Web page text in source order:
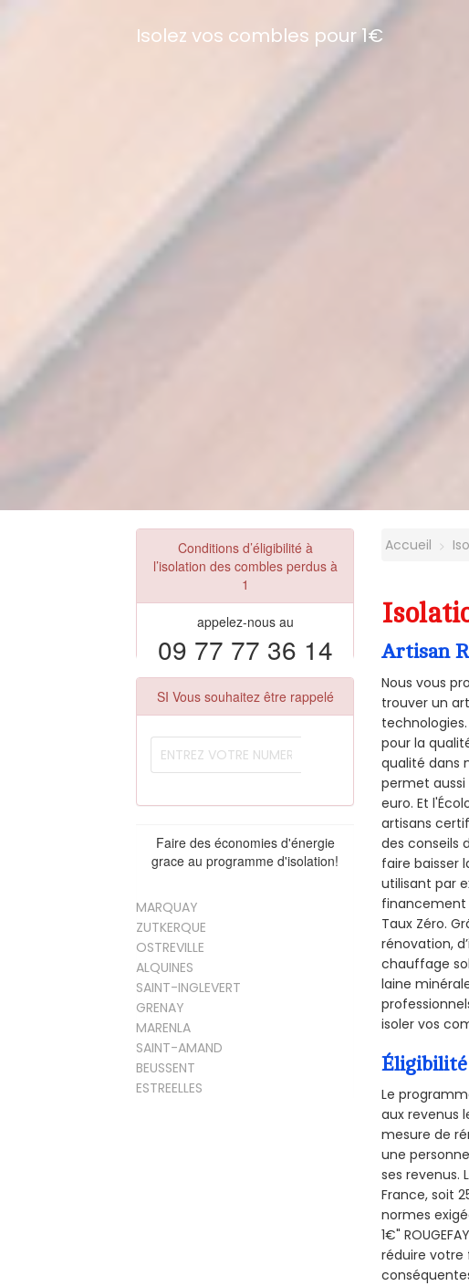
Isolez vos combles pour 1€
Conditions d’éligibilité à
l’isolation des combles perdus à
1
appelez-nous au
09 77 77 36 14
SI Vous souhaitez être rappelé
Faire des économies d'énergie
grace au programme d'isolation!
MARQUAY
ZUTKERQUE
OSTREVILLE
ALQUINES
SAINT-INGLEVERT
GRENAY
MARENLA
SAINT-AMAND
BEUSSENT
ESTREELLES
Accueil
Artisan
Nous vous
trouver un
pour la
qualité dans
permet aussi
euro. Et
artisans
des conseils
faire baisser
utilisant par
financement
Taux Zéro.
rénovation,
chauffage
laine
isoler vos
Éligibilité
Le
aux revenus
mesure de
une
ses revenus.
France, soit
normes
1€"
réduire votre